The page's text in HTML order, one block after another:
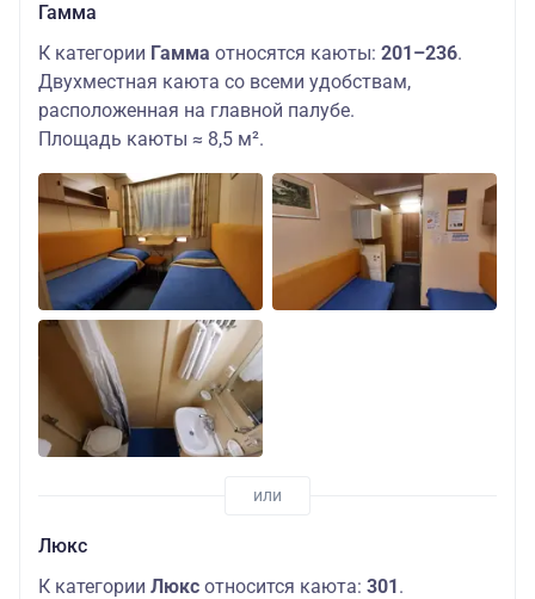
Гамма
К категории Гамма относятся каюты: 201–236.
Двухместная каюта со всеми удобствам,
расположенная на главной палубе.
Площадь каюты ≈ 8,5 м².
Люкс
К категории Люкс относится каюта: 301.